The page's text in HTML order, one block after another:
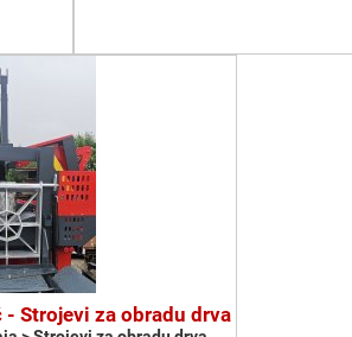
- Strojevi za obradu drva